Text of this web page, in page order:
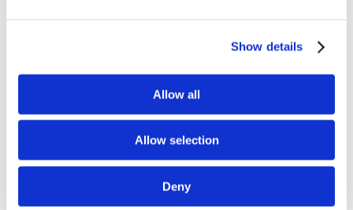
Show details
Allow all
Allow selection
Deny
News.